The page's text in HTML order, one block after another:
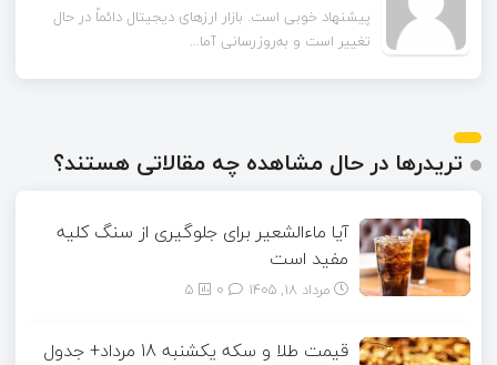
پیشنهاد خوبی است. بازار ارزهای دیجیتال دائماً در حال
تغییر است و به‌روزرسانی آما...
تریدرها در حال مشاهده چه مقالاتی هستند؟
آیا ماءالشعیر برای جلوگیری از سنگ کلیه
مفید است
مرداد ۱۸, ۱۴۰۵ 5
قیمت طلا و سکه یکشنبه 18 مرداد+ جدول